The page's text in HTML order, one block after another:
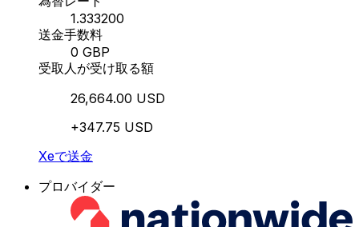
1.333200
送金手数料
0 GBP
受取人が受け取る額
26,664.00 USD
+347.75 USD
Xeで送金
プロバイダー